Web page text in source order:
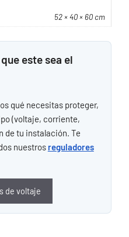
52 × 40 × 60 cm
este sea el
qué necesitas proteger,
(voltaje, corriente,
de tu instalación. Te
nuestros reguladores
de voltaje